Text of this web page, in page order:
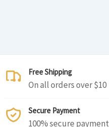
Free Shipping
On all orders over $10
Secure Payment
100% secure payment